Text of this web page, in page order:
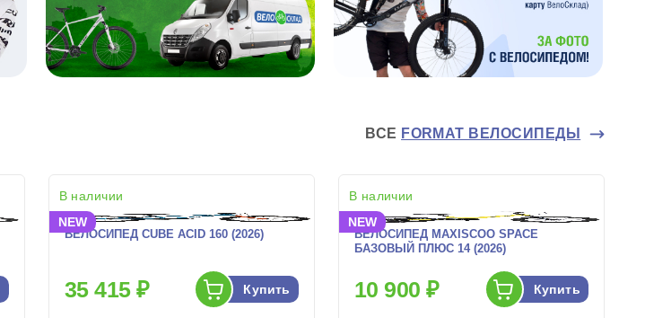
ВСЕ FORMAT ВЕЛОСИПЕДЫ
В наличии
NEW
ВЕЛОСИПЕД CUBE ACID 160 (2026)
35 415 ₽ Купить
В наличии
NEW
ВЕЛОСИПЕД MAXISCOO SPACE
БАЗОВЫЙ ПЛЮС 14 (2026)
10 900 ₽ Купить